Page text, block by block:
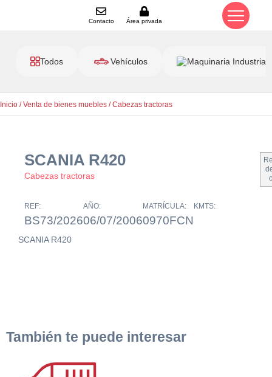
Contacto Área privada
Todos Vehículos Maquinaria Industrial
Inicio /Venta de bienes muebles /Cabezas tractoras
SCANIA R420
Cabezas tractoras
REF:
BS73/2026
AÑO:
06/07/2006
MATRÍCULA:
0970FCN
KMTS:
SCANIA R420
También te puede interesar